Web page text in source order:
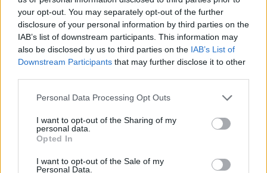
your opt-out. You may separately opt-out of the further
disclosure of your personal information by third parties on the
IAB’s list of downstream participants. This information may
also be disclosed by us to third parties on the IAB’s List of
Downstream Participants that may further disclose it to other
Personal Data Processing Opt Outs
I want to opt-out of the Sharing of my
personal data.
Opted In
I want to opt-out of the Sale of my
Personal Data.
Responder
Publicado18 de Mayo del 2010